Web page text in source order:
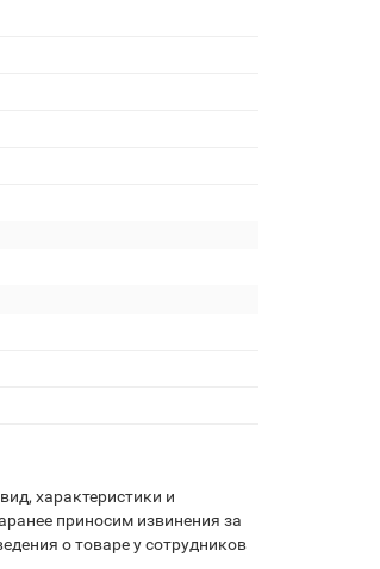
характеристики и
приносим извинения за
о товаре у сотрудников